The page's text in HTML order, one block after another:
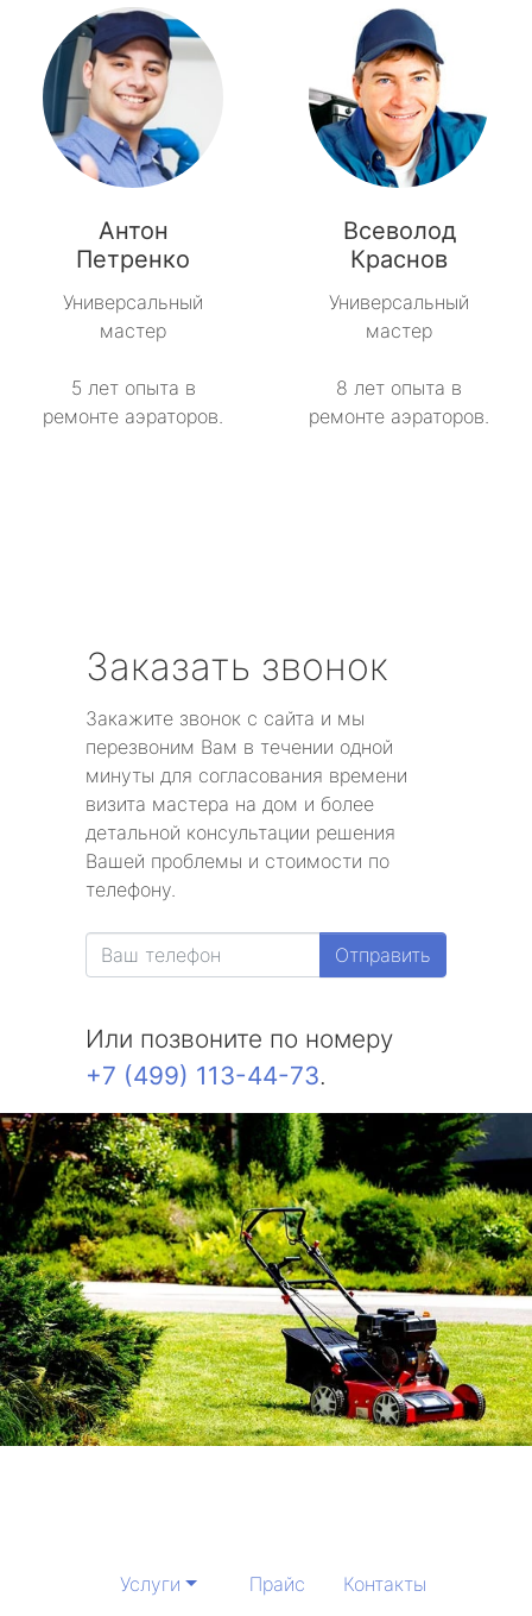
Антон
Петренко
Универсальный
мастер
5 лет опыта в
ремонте аэраторов.
Всеволод
Краснов
Универсальный
мастер
8 лет опыта в
ремонте аэраторов.
Заказать звонок
Закажите звонок с сайта и мы
перезвоним Вам в течении одной
минуты для согласования времени
визита мастера на дом и более
детальной консультации решения
Вашей проблемы и стоимости по
телефону.
Отправить
Или позвоните по номеру
+7 (499) 113-44-73.
Услуги Прайс Контакты